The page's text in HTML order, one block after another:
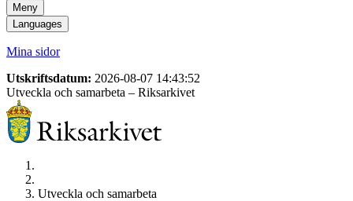
Meny
Languages
Mina sidor
Utskriftsdatum: 2026-08-07 14:43:52
Utveckla och samarbeta – Riksarkivet
Utveckla och samarbeta